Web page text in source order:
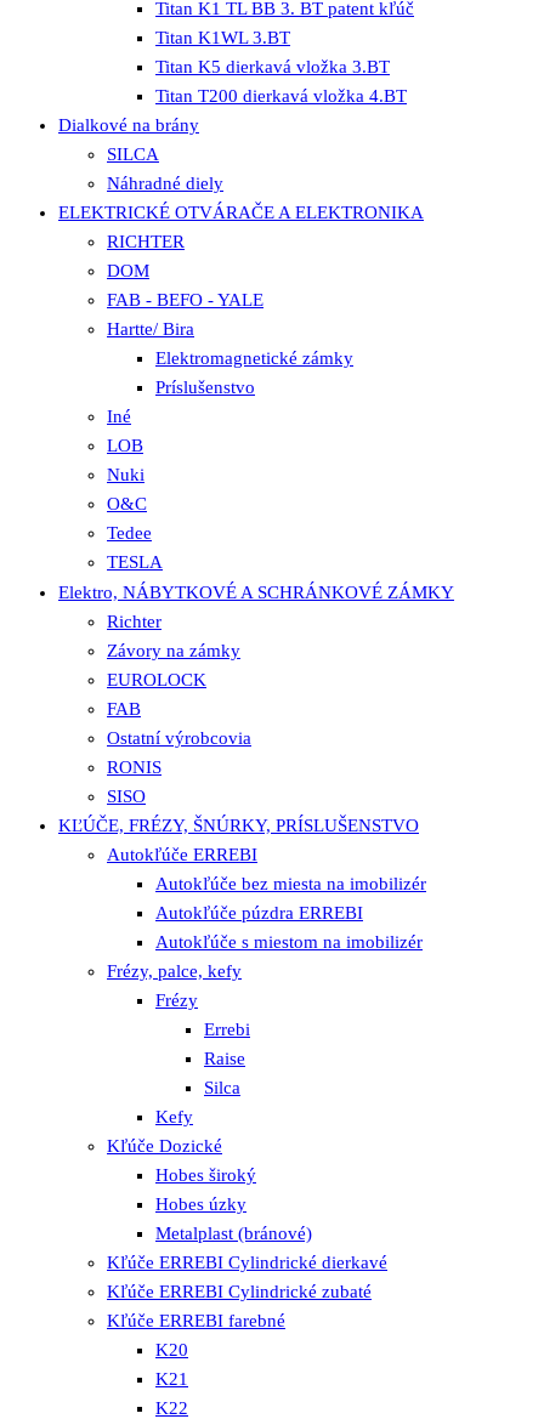
Titan K1 TL BB 3. BT patent kľúč
Titan K1WL 3.BT
Titan K5 dierkavá vložka 3.BT
Titan T200 dierkavá vložka 4.BT
Dialkové na brány
SILCA
Náhradné diely
ELEKTRICKÉ OTVÁRAČE A ELEKTRONIKA
RICHTER
DOM
FAB - BEFO - YALE
Hartte/ Bira
Elektromagnetické zámky
Príslušenstvo
Iné
LOB
Nuki
O&C
Tedee
TESLA
Elektro, NÁBYTKOVÉ A SCHRÁNKOVÉ ZÁMKY
Richter
Závory na zámky
EUROLOCK
FAB
Ostatní výrobcovia
RONIS
SISO
KĽÚČE, FRÉZY, ŠNÚRKY, PRÍSLUŠENSTVO
Autokľúče ERREBI
Autokľúče bez miesta na imobilizér
Autokľúče púzdra ERREBI
Autokľúče s miestom na imobilizér
Frézy, palce, kefy
Frézy
Errebi
Raise
Silca
Kefy
Kľúče Dozické
Hobes široký
Hobes úzky
Metalplast (bránové)
Kľúče ERREBI Cylindrické dierkavé
Kľúče ERREBI Cylindrické zubaté
Kľúče ERREBI farebné
K20
K21
K22